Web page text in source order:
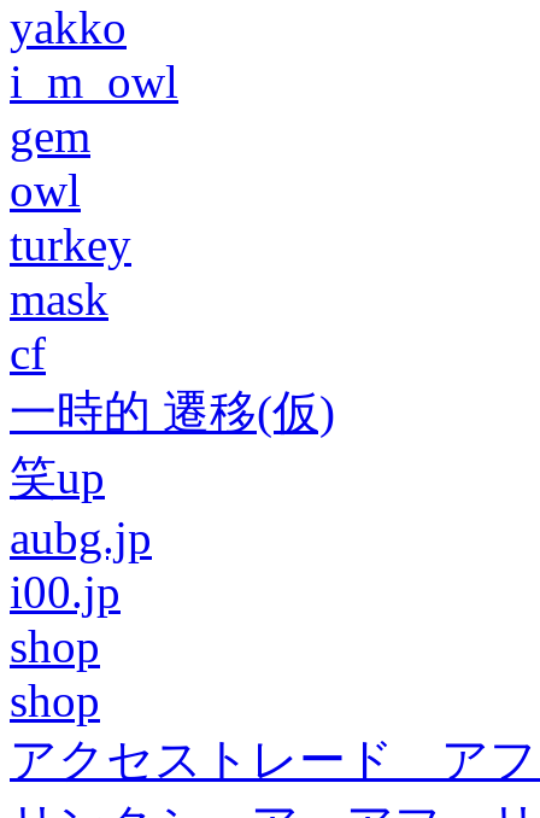
yakko
i_m_owl
gem
owl
turkey
mask
cf
一時的 遷移(仮)
笑up
aubg.jp
i00.jp
shop
shop
アクセストレード ア